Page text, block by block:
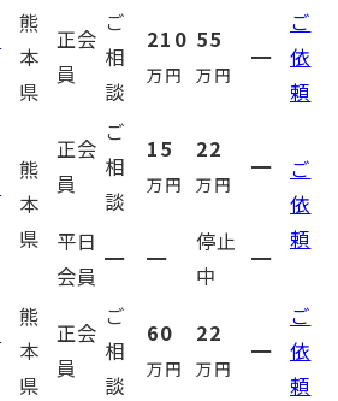
熊
本
県
正会
員
ご
相
談
210
万円
55
万円
━
ご
依
頼
熊
本
県
正会
員
ご
相
談
15
万円
22
万円
━
ご
依
頼
平日
会員
━ ━
停止
中
━
熊
本
県
正会
員
ご
相
談
60
万円
22
万円
━
ご
依
頼